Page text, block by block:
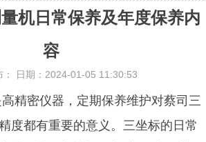
机日常保养及年度保养内
容
： 日期：2024-01-05 11:30:53
精密仪器，定期保养维护对蔡司三
度都有重要的意义。三坐标的日常